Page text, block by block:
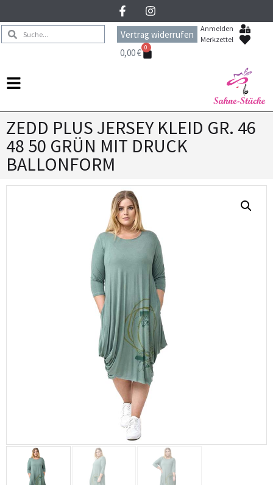
Vertrag widerrufen
Anmelden
Merkzettel
0,00€ 0
ZEDD PLUS JERSEY KLEID GR. 46
48 50 GRÜN MIT DRUCK
BALLONFORM